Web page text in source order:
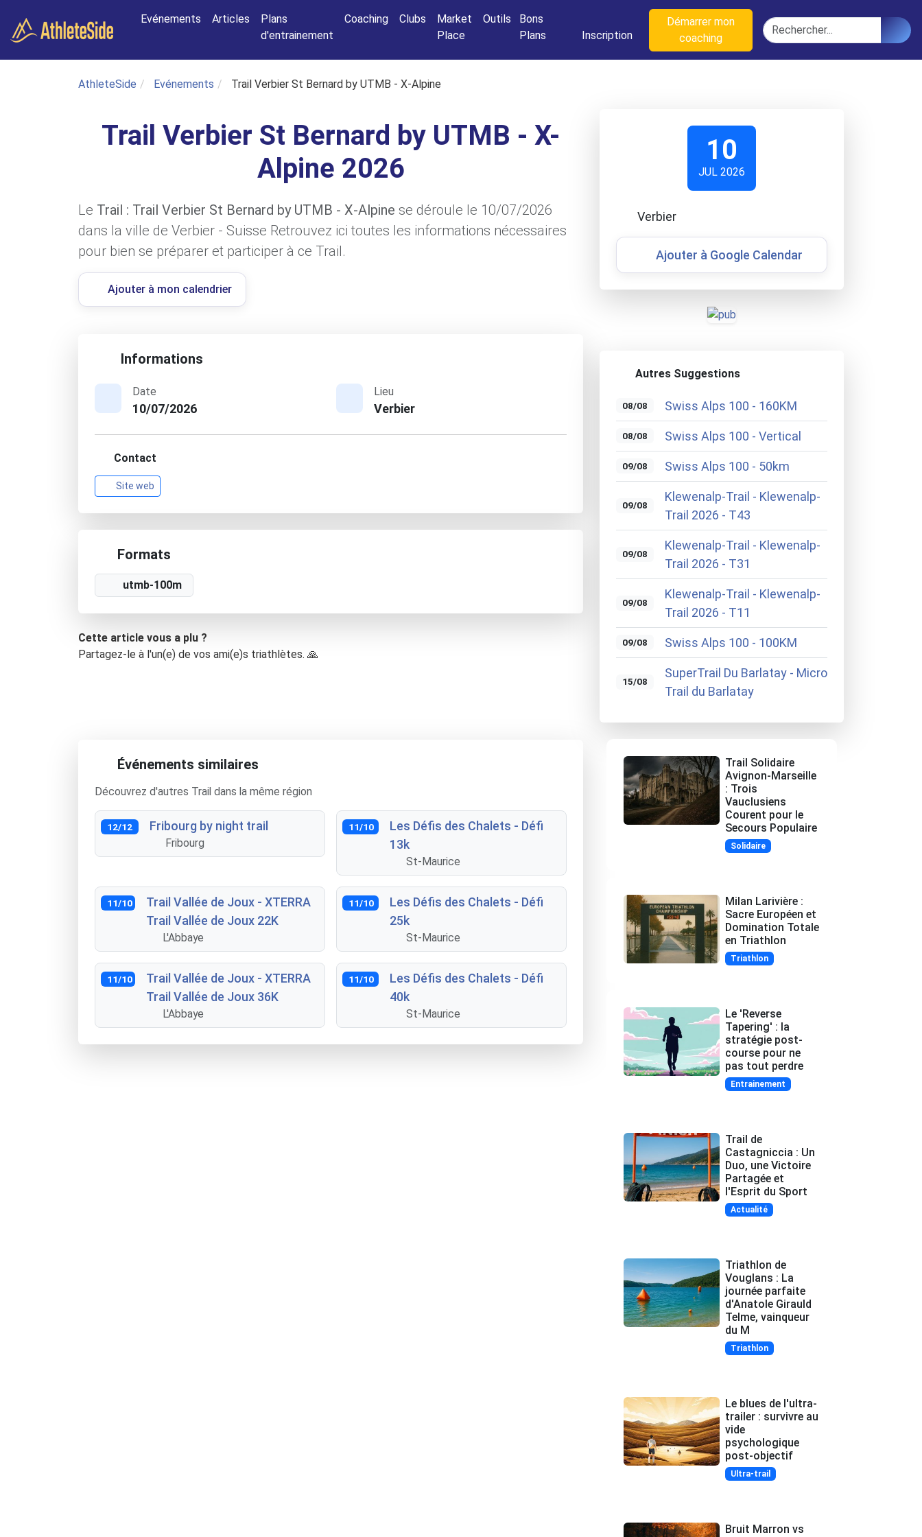
Evénements
Articles
Plans
d'entrainement
Coaching Clubs
Market
Place
Outils
Bons
Plans
Inscription
Démarrer mon
coaching
Rechercher
AthleteSide Evénements Trail Verbier St Bernard by UTMB - X-Alpine
Trail Verbier St Bernard by UTMB - X-
Alpine 2026
Le Trail : Trail Verbier St Bernard by UTMB - X-Alpine se déroule le 10/07/2026
dans la ville de Verbier - Suisse Retrouvez ici toutes les informations nécessaires
pour bien se préparer et participer à ce Trail.
Ajouter à mon calendrier
Informations
Date
10/07/2026
Lieu
Verbier
Contact
Site web
Formats
utmb-100m
Cette article vous a plu ?
Partagez-le à l'un(e) de vos ami(e)s triathlètes. 🙏
Événements similaires
Découvrez d'autres Trail dans la même région
12/12 Fribourg by night trail
Fribourg
11/10
Les Défis des Chalets - Défi
13k
St-Maurice
11/10
Trail Vallée de Joux - XTERRA
Trail Vallée de Joux 22K
L'Abbaye
11/10
Les Défis des Chalets - Défi
25k
St-Maurice
11/10
Trail Vallée de Joux - XTERRA
Trail Vallée de Joux 36K
L'Abbaye
11/10
Les Défis des Chalets - Défi
40k
St-Maurice
10
JUL 2026
Verbier
Ajouter à Google Calendar
Autres Suggestions
08/08 Swiss Alps 100 - 160KM
08/08 Swiss Alps 100 - Vertical
09/08 Swiss Alps 100 - 50km
09/08
Klewenalp-Trail - Klewenalp-
Trail 2026 - T43
09/08
Klewenalp-Trail - Klewenalp-
Trail 2026 - T31
09/08
Klewenalp-Trail - Klewenalp-
Trail 2026 - T11
09/08 Swiss Alps 100 - 100KM
15/08
SuperTrail Du Barlatay - Micro
Trail du Barlatay
Trail Solidaire
Avignon-Marseille
: Trois
Vauclusiens
Courent pour le
Secours Populaire
Solidaire
Milan Larivière :
Sacre Européen et
Domination Totale
en Triathlon
Triathlon
Le 'Reverse
Tapering' : la
stratégie post-
course pour ne
pas tout perdre
Entrainement
Trail de
Castagniccia : Un
Duo, une Victoire
Partagée et
l'Esprit du Sport
Actualité
Triathlon de
Vouglans : La
journée parfaite
d'Anatole Girauld
Telme, vainqueur
du M
Triathlon
Le blues de l'ultra-
trailer : survivre au
vide
psychologique
post-objectif
Ultra-trail
Bruit Marron vs